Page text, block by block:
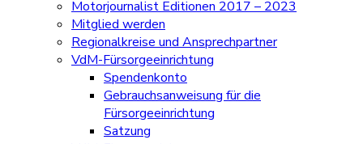
Motorjournalist Editionen 2017 – 2023
Mitglied werden
Regionalkreise und Ansprechpartner
VdM-Fürsorgeeinrichtung
Spendenkonto
Gebrauchsanweisung für die
Fürsorgeeinrichtung
Satzung